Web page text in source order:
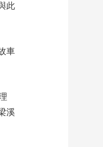
好物
此
車
溪